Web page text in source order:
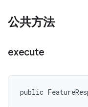
公共方法
execute
public